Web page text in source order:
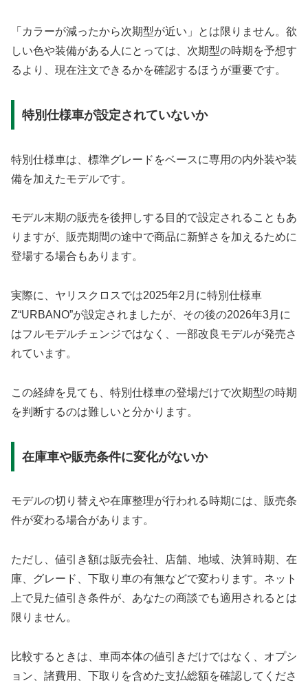
「カラーが減ったから次期型が近い」とは限りません。欲
しい色や装備がある人にとっては、次期型の時期を予想す
るより、現在注文できるかを確認するほうが重要です。
特別仕様車が設定されていないか
特別仕様車は、標準グレードをベースに専用の内外装や装
備を加えたモデルです。
モデル末期の販売を後押しする目的で設定されることもあ
りますが、販売期間の途中で商品に新鮮さを加えるために
登場する場合もあります。
実際に、ヤリスクロスでは2025年2月に特別仕様車
Z“URBANO”が設定されましたが、その後の2026年3月に
はフルモデルチェンジではなく、一部改良モデルが発売さ
れています。
この経緯を見ても、特別仕様車の登場だけで次期型の時期
を判断するのは難しいと分かります。
在庫車や販売条件に変化がないか
モデルの切り替えや在庫整理が行われる時期には、販売条
件が変わる場合があります。
ただし、値引き額は販売会社、店舗、地域、決算時期、在
庫、グレード、下取り車の有無などで変わります。ネット
上で見た値引き条件が、あなたの商談でも適用されるとは
限りません。
比較するときは、車両本体の値引きだけではなく、オプシ
ョン、諸費用、下取りを含めた支払総額を確認してくださ